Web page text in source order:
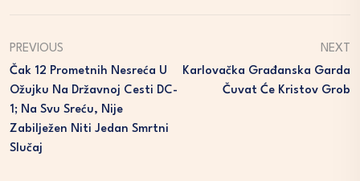
PREVIOUS
Čak 12 Prometnih Nesreća U
Ožujku Na Državnoj Cesti DC-
1; Na Svu Sreću, Nije
Zabilježen Niti Jedan Smrtni
Slučaj
NEXT
Karlovačka Građanska Garda
Čuvat Će Kristov Grob